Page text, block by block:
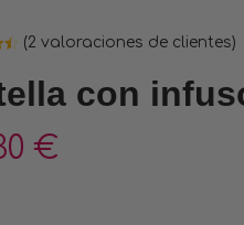
(2 valoraciones de clientes)
con
€